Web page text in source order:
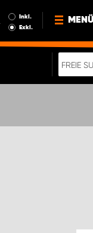
Inkl.
Exkl.
MENÜ
NEWS